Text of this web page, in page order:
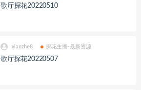
歌厅探花20220510
xianzhe8 探花主播-最新资源
歌厅探花20220507